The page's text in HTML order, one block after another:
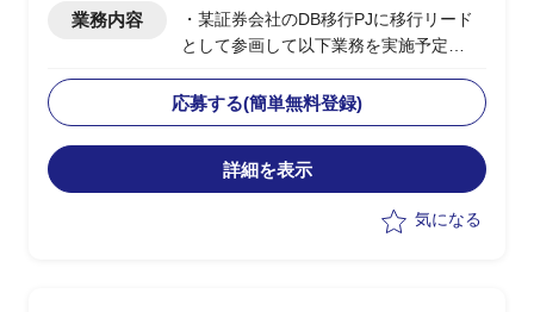
業務内容
・某証券会社のDB移行PJに移行リード
として参画して以下業務を実施予定
-移行方式検討/本番移行対策の立案
-移行ツール作成に関する計画策定/推進
-移行リハーサル～移行本番～移行後支
援までの全体推進
応募する(簡単無料登録)
詳細を表示
気になる